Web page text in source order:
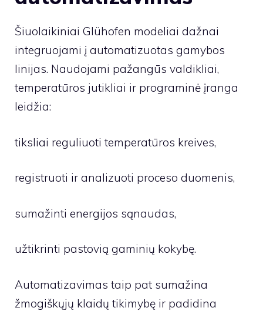
Šiuolaikiniai Glühofen modeliai dažnai
integruojami į automatizuotas gamybos
linijas. Naudojami pažangūs valdikliai,
temperatūros jutikliai ir programinė įranga
leidžia:
tiksliai reguliuoti temperatūros kreives,
registruoti ir analizuoti proceso duomenis,
sumažinti energijos sąnaudas,
užtikrinti pastovią gaminių kokybę.
Automatizavimas taip pat sumažina
žmogiškųjų klaidų tikimybę ir padidina